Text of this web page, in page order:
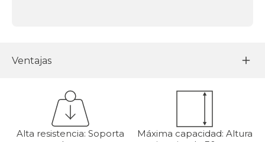
Ventajas
Alta resistencia: Soporta
Máxima capacidad: Altura